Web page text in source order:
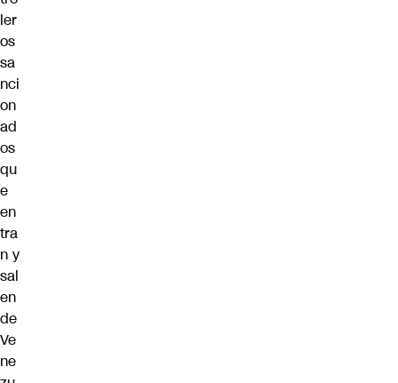
ler
os
sa
nci
on
ad
os
qu
e
en
tra
n y
sal
en
de
Ve
ne